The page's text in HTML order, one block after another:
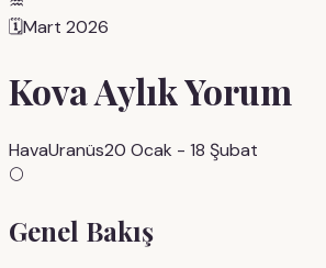
🗓️Mart 2026
KovaAylık Yorum
HavaUranüs20 Ocak - 18 Şubat
🌕
Genel Bakış